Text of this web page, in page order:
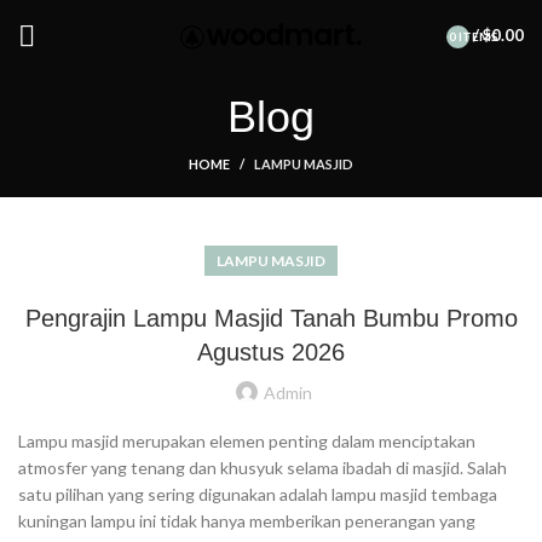
0 ITEMS
/$0.00
Blog
HOME LAMPU MASJID
LAMPU MASJID
Pengrajin Lampu Masjid Tanah Bumbu Promo
Agustus 2026
Admin
Lampu masjid merupakan elemen penting dalam menciptakan
atmosfer yang tenang dan khusyuk selama ibadah di masjid. Salah
satu pilihan yang sering digunakan adalah lampu masjid tembaga
kuningan lampu ini tidak hanya memberikan penerangan yang
Summer 25% discount on all last year's products home decor